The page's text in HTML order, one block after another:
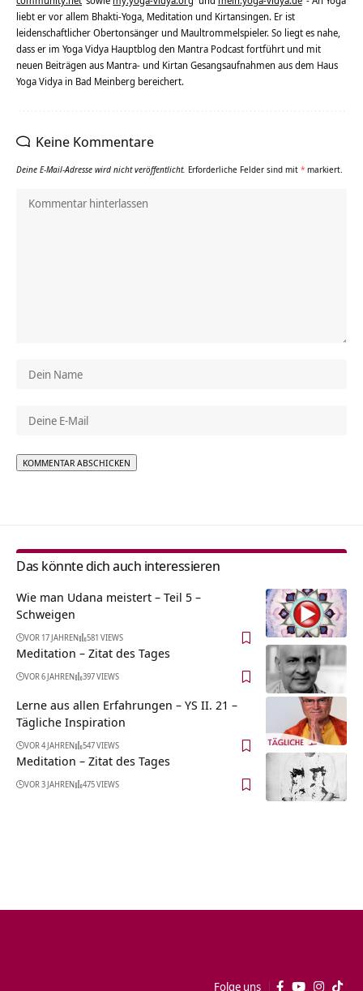
liebt er vor allem Bhakti-Yoga, Meditation und Kirtansingen. Er ist
leidenschaftlicher Obertonsänger und Maultrommelspieler. So liegt es nahe,
dass er im Yoga Vidya Hauptblog den Mantra Podcast fortführt und mit
neuen Beiträgen aus Mantra- und Kirtan Gesangsaufnahmen aus dem Haus
Yoga Vidya in Bad Meinberg bereichert.
Keine Kommentare
Deine E-Mail-Adresse wird nicht veröffentlicht. Erforderliche Felder sind mit * markiert.
Das könnte dich auch interessieren
Wie man Udana meistert – Teil 5 –
Schweigen
VOR 17 JAHREN 581 VIEWS
Meditation – Zitat des Tages
VOR 6 JAHREN 397 VIEWS
Lerne aus allen Erfahrungen – YS II. 21 –
Tägliche Inspiration
VOR 4 JAHREN 547 VIEWS
Meditation – Zitat des Tages
VOR 3 JAHREN 475 VIEWS
Folge uns